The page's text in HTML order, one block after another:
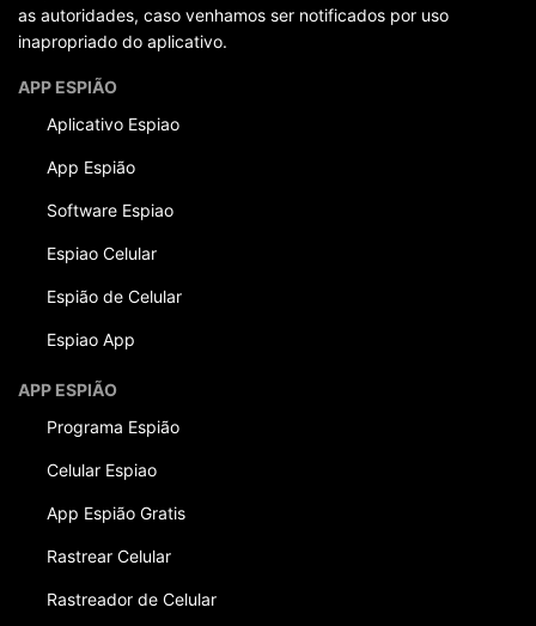
as autoridades, caso venhamos ser notificados por uso
inapropriado do aplicativo.
APP ESPIÃO
Aplicativo Espiao
App Espião
Software Espiao
Espiao Celular
Espião de Celular
Espiao App
APP ESPIÃO
Programa Espião
Celular Espiao
App Espião Gratis
Rastrear Celular
Rastreador de Celular